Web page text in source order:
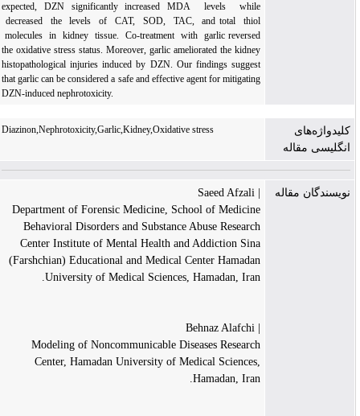
expected, DZN significantly increased MDA levels while
decreased the levels of CAT, SOD, TAC, and total thiol
molecules in kidney tissue. Co-treatment with garlic reversed
the oxidative stress status. Moreover, garlic ameliorated the kidney
histopathological injuries induced by DZN. Our findings suggest
that garlic can be considered a safe and effective agent for mitigating
DZN-induced nephrotoxicity.
کلیدواژه‌های
انگلیسی مقاله
Diazinon,Nephrotoxicity,Garlic,Kidney,Oxidative stress
نویسندگان مقاله
Department of Forensic Medicine, School of Medicine
Behavioral Disorders and Substance Abuse Research
Center Institute of Mental Health and Addiction Sina
(Farshchian) Educational and Medical Center Hamadan
University of Medical Sciences, Hamadan, Iran.
Modeling of Noncommunicable Diseases Research
Center, Hamadan University of Medical Sciences,
Hamadan, Iran.